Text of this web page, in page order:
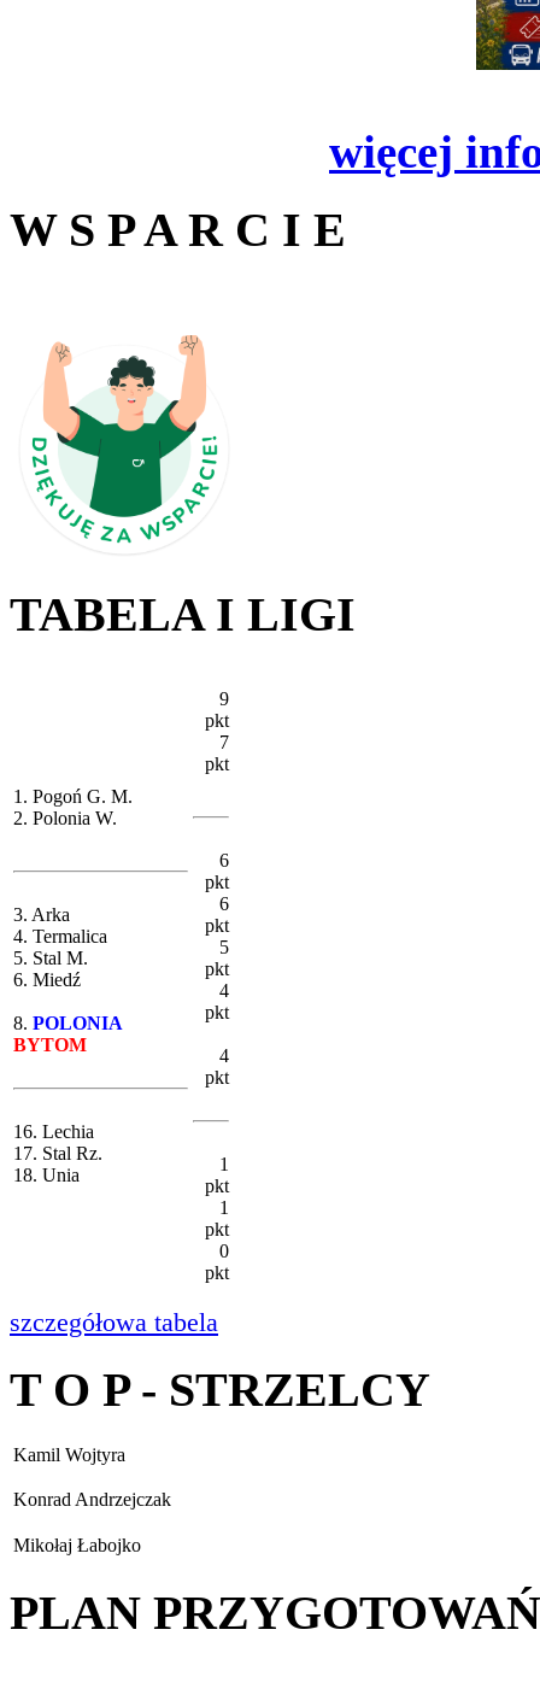
więcej
W S P A R C I E
TABELA I LIGI
1. Pogoń G. M.
2. Polonia W.
3. Arka
4. Termalica
5. Stal M.
6. Miedź
8. POLONIA
BYTOM
16. Lechia
17. Stal Rz.
18. Unia
9
pkt
7
pkt
6
pkt
6
pkt
5
pkt
4
pkt
4
pkt
1
pkt
1
pkt
0
pkt
szczegółowa tabela
T O P - STRZELCY
Kamil Wojtyra
Konrad Andrzejczak
Mikołaj Łabojko
PLAN PRZYGOTOWAŃ